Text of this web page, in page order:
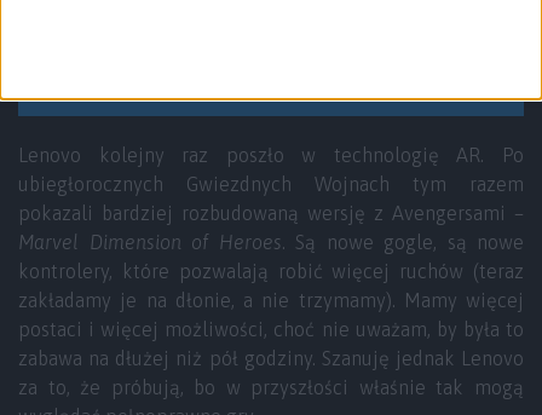
Lenovo kolejny raz poszło w technologię AR. Po
ubiegłorocznych Gwiezdnych Wojnach tym razem
pokazali bardziej rozbudowaną wersję z Avengersami –
Marvel Dimension of Heroes. Są nowe gogle, są nowe
kontrolery, które pozwalają robić więcej ruchów (teraz
zakładamy je na dłonie, a nie trzymamy). Mamy więcej
postaci i więcej możliwości, choć nie uważam, by była to
zabawa na dłużej niż pół godziny. Szanuję jednak Lenovo
za to, że próbują, bo w przyszłości właśnie tak mogą